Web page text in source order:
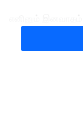
3 விழுக்காட்டில்
கடந்தாண்டு